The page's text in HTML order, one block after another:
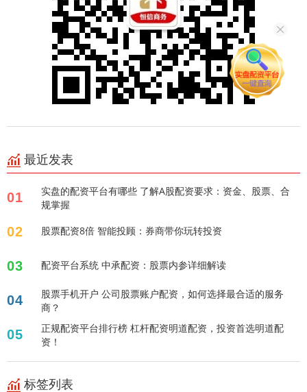
最近发表
01
实盘的配资平台有哪些 了解A股配资要求：资金、股票、合
规掌握
02 股票配资8倍 智能投顾：券商带你玩转投资
03 配资平台系统 中承配资：股票内参详细解读
04
股票手机开户 公司股票账户配资，如何选择最合适的服务
商？
05
正规配资平台排行榜 杠杆配资明道配资，投资首选明道配
资！
标签列表